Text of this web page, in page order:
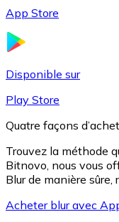
App Store
Disponible sur
Play Store
Quatre façons
Trouvez la méthode
Bitnovo, nous vous
Blur de manière sûre,
Acheter blur avec